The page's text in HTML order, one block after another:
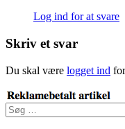
Log ind for at svare
Skriv et svar
Du skal være logget ind
Søg
efter: